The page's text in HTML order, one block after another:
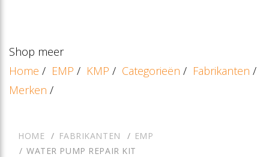
Shop meer
Home / EMP / KMP / Categorieën / Fabrikanten /
Merken /
HOME FABRIKANTEN
EMP
WATER PUMP REPAIR KIT